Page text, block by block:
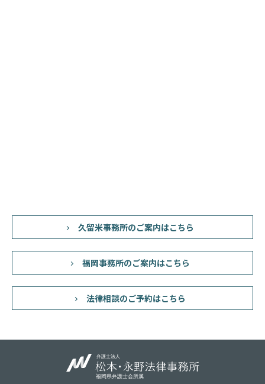
久留米事務所のご案内はこちら
福岡事務所のご案内はこちら
法律相談のご予約はこちら